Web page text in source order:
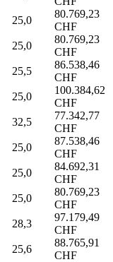
25,0
80.769,23
CHF
25,0
80.769,23
CHF
25,5
86.538,46
CHF
25,0
100.384,62
CHF
32,5
77.342,77
CHF
25,0
87.538,46
CHF
25,0
84.692,31
CHF
25,0
80.769,23
CHF
28,3
97.179,49
CHF
25,6
88.765,91
CHF